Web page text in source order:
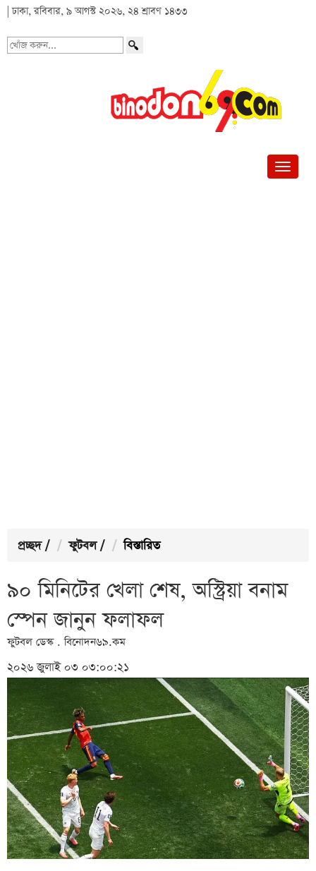
| ঢাকা, রবিবার, ৯ আগস্ট ২০২৬, ২৪ শ্রাবণ ১৪৩৩
খোঁজ
প্রচ্ছদ / ফুটবল / বিস্তারিত
৯০ মিনিটের খেলা শেষ, অস্ট্রিয়া বনাম
স্পেন জানুন ফলাফল
ফুটবল ডেস্ক . বিনোদন৬৯.কম
২০২৬ জুলাই ০৩ ০৩:০০:২১